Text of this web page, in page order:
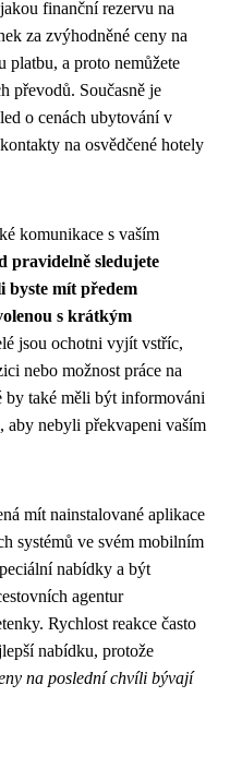
finanční rezervu na
za zvýhodněné ceny na
a proto nemůžete
převodů. Současně je
o cenách ubytování v
na osvědčené hotely
komunikace s vaším
pravidelně sledujete
byste mít předem
s krátkým
jsou ochotni vyjít vstříc,
nebo možnost práce na
by také měli být informováni
aby nebyli překvapeni vaším
mít nainstalované aplikace
systémů ve svém mobilním
nabídky a být
agentur
Rychlost reakce často
nabídku, protože
na poslední chvíli bývají